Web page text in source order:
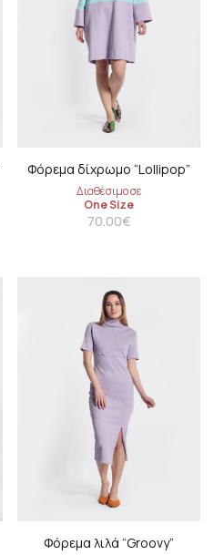
Φόρεμα δίχρωμο “Lollipop”
Διαθέσιμο σε
One Size
70.00€
Φόρεμα λιλά “Groovy”